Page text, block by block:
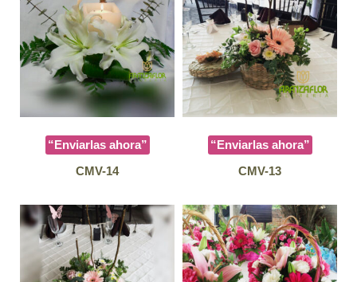
“Enviarlas ahora”
CMV-14
“Enviarlas ahora”
CMV-13